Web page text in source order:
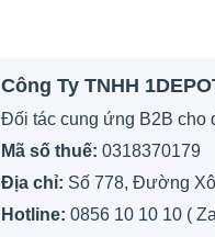
Công Ty TNHH
Đối tác cung ứng B2B cho
Mã số thuế: 0318370179
Địa chỉ: Số 778, Đường
Hotline: 0856 10 10 10 (